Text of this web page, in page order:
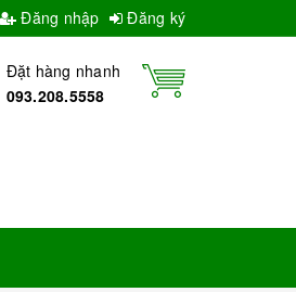
Đăng nhập Đăng ký
Đặt hàng nhanh
093.208.5558